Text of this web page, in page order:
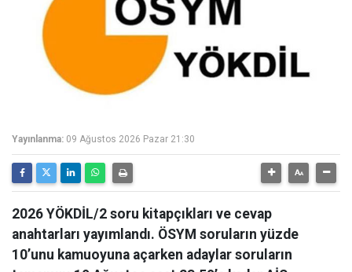
Yayınlanma: 09 Ağustos 2026 Pazar 21:30
2026 YÖKDİL/2 soru kitapçıkları ve cevap
anahtarları yayımlandı. ÖSYM soruların yüzde
10’unu kamuoyuna açarken adaylar soruların